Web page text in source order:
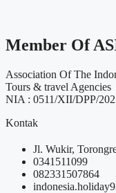
Member Of
Association Of The
Tours & travel Agencies
NIA : 0511/XII/DPP/
Kontak
Jl. Wukir,
0341511099
082331507864